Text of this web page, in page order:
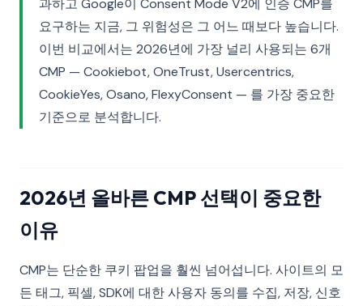
과하고 Google이 Consent Mode V2에 인증 CMP를
요구하는 지금, 그 위험성은 그 어느 때보다 높습니다.
이번 비교에서는 2026년에 가장 널리 사용되는 6개
CMP — Cookiebot, OneTrust, Usercentrics,
CookieYes, Osano, FlexyConsent — 를 가장 중요한
기준으로 분석합니다.
2026년 올바른 CMP 선택이 중요한
이유
CMP는 단순한 쿠키 팝업을 훨씬 넘어섭니다. 사이트의 모
든 태그, 픽셀, SDK에 대한 사용자 동의를 수집, 저장, 신호